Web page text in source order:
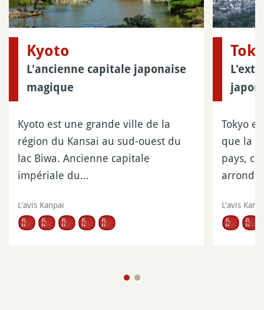
Kyoto
L'ancienne capitale japonaise
magique
Kyoto est une grande ville de la
région du Kansai au sud-ouest du
lac Biwa. Ancienne capitale
impériale du…
L'avis Kanpai
Tokyo
que la
pays,
L'avis